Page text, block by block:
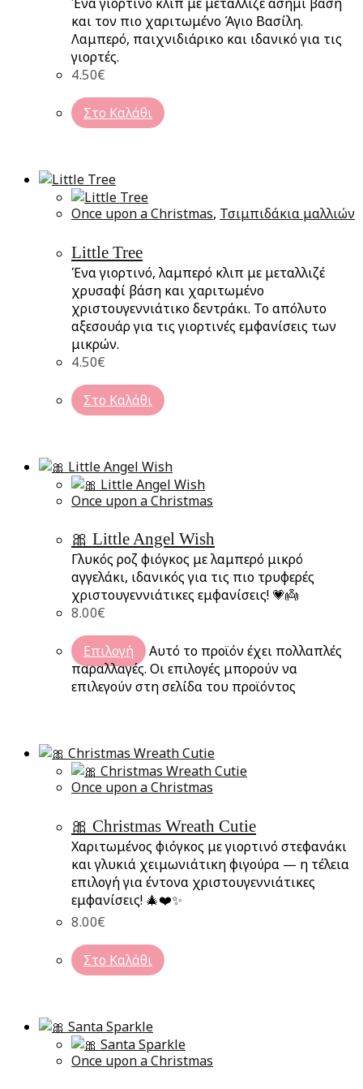
και τον πιο χαριτωμένο Άγιο Βασίλη.
Λαμπερό, παιχνιδιάρικο και ιδανικό για τις
γιορτές.
4.50€
Στο Καλάθι
Once upon a Christmas, Τσιμπιδάκια μαλλιών
Little Tree
Ένα γιορτινό, λαμπερό κλιπ με μεταλλιζέ
χρυσαφί βάση και χαριτωμένο
χριστουγεννιάτικο δεντράκι. Το απόλυτο
αξεσουάρ για τις γιορτινές εμφανίσεις των
μικρών.
4.50€
Στο Καλάθι
Once upon a Christmas
🎀 Little Angel Wish
Γλυκός ροζ φιόγκος με λαμπερό μικρό
αγγελάκι, ιδανικός για τις πιο τρυφερές
χριστουγεννιάτικες εμφανίσεις! 💗👼
8.00€
Επιλογή
Αυτό το προϊόν έχει πολλαπλές
παραλλαγές. Οι επιλογές μπορούν να
επιλεγούν στη σελίδα του προϊόντος
Once upon a Christmas
🎀 Christmas Wreath Cutie
Χαριτωμένος φιόγκος με γιορτινό στεφανάκι
και γλυκιά χειμωνιάτικη φιγούρα — η τέλεια
επιλογή για έντονα χριστουγεννιάτικες
εμφανίσεις! 🎄❤️✨
8.00€
Στο Καλάθι
Once upon a Christmas